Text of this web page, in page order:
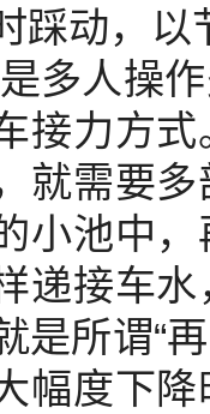
踩动，以
多人操
接力方
就需要
小池中
递接车
是所谓“
幅度下